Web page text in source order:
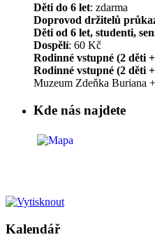
Děti do 6 let: zdarma
Doprovod držitelů
Děti od 6 let, studenti,
Dospělí: 60 Kč
Rodinné vstupné (2 děti
Rodinné vstupné (2 děti
Muzeum Zdeňka Buriana
Kde nás najdete
Kalendář